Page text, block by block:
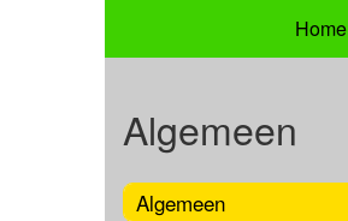
Home
Algemeen
Algemeen